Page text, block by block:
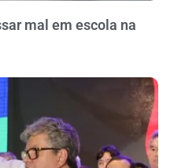
mal em escola na